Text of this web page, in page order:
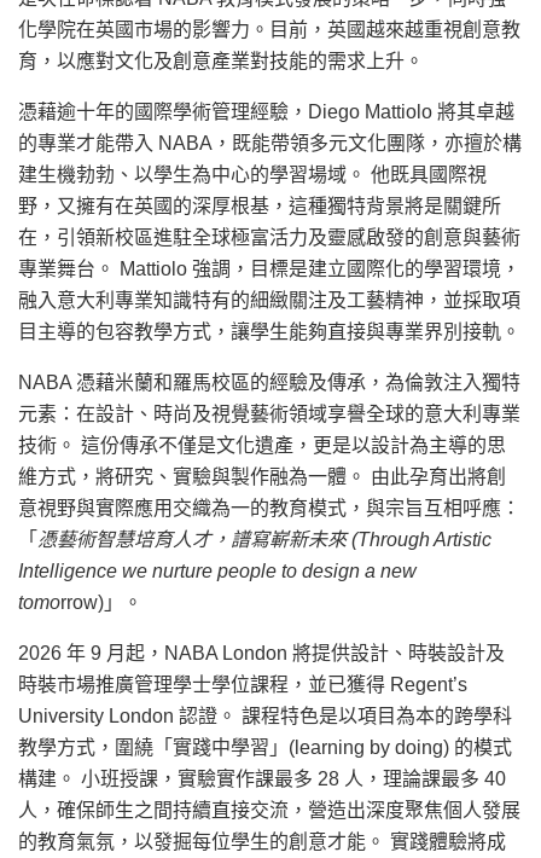
化學院在英國市場的影響力。目前，英國越來越重視創意教
育，以應對文化及創意產業對技能的需求上升。
憑藉逾十年的國際學術管理經驗，Diego Mattiolo 將其卓越
的專業才能帶入 NABA，既能帶領多元文化團隊，亦擅於構
建生機勃勃、以學生為中心的學習場域。 他既具國際視
野，又擁有在英國的深厚根基，這種獨特背景將是關鍵所
在，引領新校區進駐全球極富活力及靈感啟發的創意與藝術
專業舞台。 Mattiolo 強調，目標是建立國際化的學習環境，
融入意大利專業知識特有的細緻關注及工藝精神，並採取項
目主導的包容教學方式，讓學生能夠直接與專業界別接軌。
NABA 憑藉米蘭和羅馬校區的經驗及傳承，為倫敦注入獨特
元素：在設計、時尚及視覺藝術領域享譽全球的意大利專業
技術。 這份傳承不僅是文化遺產，更是以設計為主導的思
維方式，將研究、實驗與製作融為一體。 由此孕育出將創
意視野與實際應用交織為一的教育模式，與宗旨互相呼應：
「 憑藝術智慧培育人才， 譜寫嶄新未來(Through Artistic
Intelligence we nurture people to design a new
tomorrow)」。
2026 年 9 月起，NABA London 將提供設計、時裝設計及
時裝市場推廣管理學士學位課程，並已獲得 Regent’s
University London 認證。 課程特色是以項目為本的跨學科
教學方式，圍繞「實踐中學習」(learning by doing) 的模式
構建。 小班授課，實驗實作課最多 28 人，理論課最多 40
人，確保師生之間持續直接交流，營造出深度聚焦個人發展
的教育氣氛，以發掘每位學生的創意才能。 實踐體驗將成